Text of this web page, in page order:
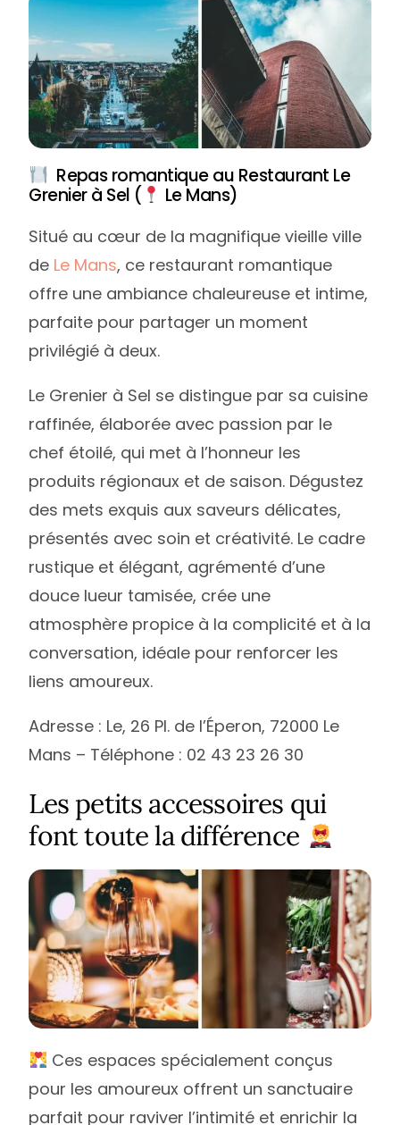
Repas romantique au Restaurant Le
Grenier à Sel (
Le Mans)
Situé au cœur de la magnifique vieille ville
de Le Mans, ce restaurant romantique
offre une ambiance chaleureuse et intime,
parfaite pour partager un moment
privilégié à deux.
Le Grenier à Sel se distingue par sa cuisine
raffinée, élaborée avec passion par le
chef étoilé, qui met à l’honneur les
produits régionaux et de saison. Dégustez
des mets exquis aux saveurs délicates,
présentés avec soin et créativité. Le cadre
rustique et élégant, agrémenté d’une
douce lueur tamisée, crée une
atmosphère propice à la complicité et à la
conversation, idéale pour renforcer les
liens amoureux.
Adresse : Le, 26 Pl. de l’Éperon, 72000 Le
Mans – Téléphone : 02 43 23 26 30
Les petits accessoires qui
font toute la différence
Ces espaces spécialement conçus
pour les amoureux offrent un sanctuaire
parfait pour raviver l’intimité et enrichir la